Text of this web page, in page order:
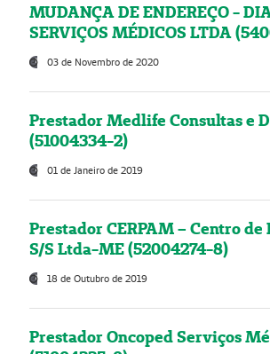
MUDANÇA DE ENDEREÇO -
SERVIÇOS MÉDICOS LTDA
03 de Novembro de 2020
Prestador Medlife Consultas e
(51004334-2)
01 de Janeiro de 2019
Prestador CERPAM – Centro de
S/S Ltda-ME (52004274-8)
18 de Outubro de 2019
Prestador Oncoped Serviços